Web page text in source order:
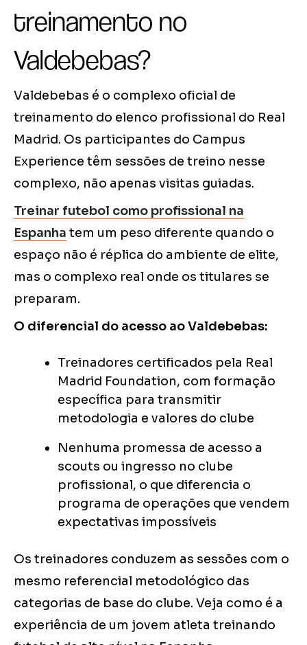
treinamento no
Valdebebas?
Valdebebas é o complexo oficial de
treinamento do elenco profissional do Real
Madrid. Os participantes do Campus
Experience têm sessões de treino nesse
complexo, não apenas visitas guiadas.
Treinar futebol como profissional na
Espanha tem um peso diferente quando o
espaço não é réplica do ambiente de elite,
mas o complexo real onde os titulares se
preparam.
O diferencial do acesso ao Valdebebas:
Treinadores certificados pela Real
Madrid Foundation, com formação
específica para transmitir
metodologia e valores do clube
Nenhuma promessa de acesso a
scouts ou ingresso no clube
profissional, o que diferencia o
programa de operações que vendem
expectativas impossíveis
Os treinadores conduzem as sessões com o
mesmo referencial metodológico das
categorias de base do clube. Veja como é a
experiência de um jovem atleta treinando